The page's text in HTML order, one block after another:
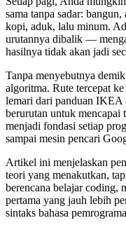
sama tanpa sadar:
kopi, aduk, lalu minum.
urutannya dibalik —
hasilnya tidak akan jadi
Tanpa menyebutnya
algoritma. Rute tercepat
lemari dari panduan IKEA
berurutan untuk
menjadi fondasi setiap
sampai mesin pencari
Artikel ini menjelaskan
teori yang menakutkan,
berencana belajar coding,
pertama yang jauh lebih
sintaks bahasa